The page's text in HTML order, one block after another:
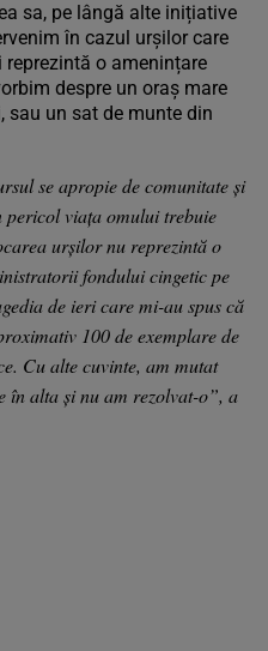
sa, pe lângă alte inițiative
în cazul urșilor care
o amenințare
despre un oraș mare
sau un sat de munte din
se apropie de comunitate şi
pericol viaţa omului trebuie
urşilor nu reprezintă o
fondului cingetic pe
de ieri care mi-au spus că
100 de exemplare de
Cu alte cuvinte, am mutat
în alta şi nu am rezolvat-o”, a